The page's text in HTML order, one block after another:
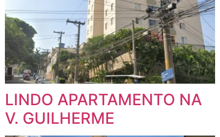
LINDO APARTAMENTO NA
V. GUILHERME